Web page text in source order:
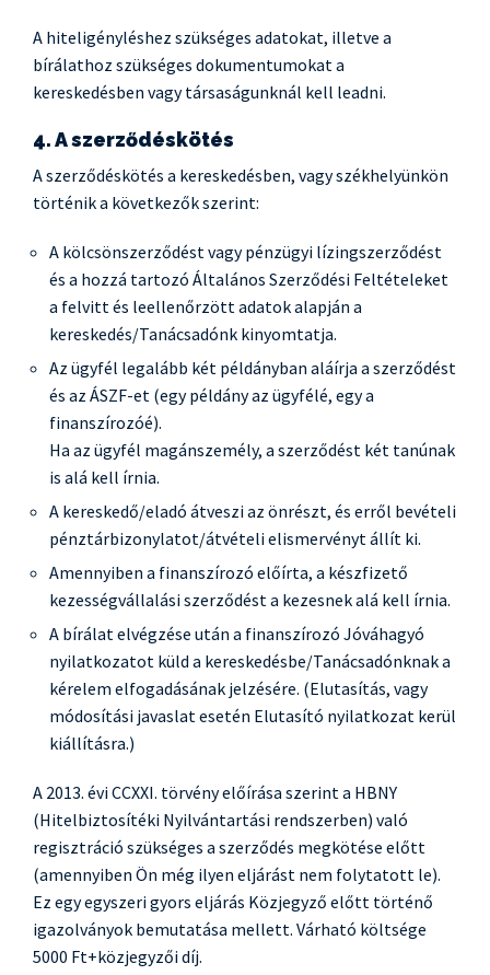
A hiteligényléshez szükséges adatokat, illetve a
bírálathoz szükséges dokumentumokat a
kereskedésben vagy társaságunknál kell leadni.
4. A szerződéskötés
A szerződéskötés a kereskedésben, vagy székhelyünkön
történik a következők szerint:
A kölcsönszerződést vagy pénzügyi lízingszerződést
és a hozzá tartozó Általános Szerződési Feltételeket
a felvitt és leellenőrzött adatok alapján a
kereskedés/Tanácsadónk kinyomtatja.
Az ügyfél legalább két példányban aláírja a szerződést
és az ÁSZF-et (egy példány az ügyfélé, egy a
finanszírozóé).
Ha az ügyfél magánszemély, a szerződést két tanúnak
is alá kell írnia.
A kereskedő/eladó átveszi az önrészt, és erről bevételi
pénztárbizonylatot/átvételi elismervényt állít ki.
Amennyiben a finanszírozó előírta, a készfizető
kezességvállalási szerződést a kezesnek alá kell írnia.
A bírálat elvégzése után a finanszírozó Jóváhagyó
nyilatkozatot küld a kereskedésbe/Tanácsadónknak a
kérelem elfogadásának jelzésére. (Elutasítás, vagy
módosítási javaslat esetén Elutasító nyilatkozat kerül
kiállításra.)
A 2013. évi CCXXI. törvény előírása szerint a HBNY
(Hitelbiztosítéki Nyilvántartási rendszerben) való
regisztráció szükséges a szerződés megkötése előtt
(amennyiben Ön még ilyen eljárást nem folytatott le).
Ez egy egyszeri gyors eljárás Közjegyző előtt történő
igazolványok bemutatása mellett. Várható költsége
5000 Ft+közjegyzői díj.